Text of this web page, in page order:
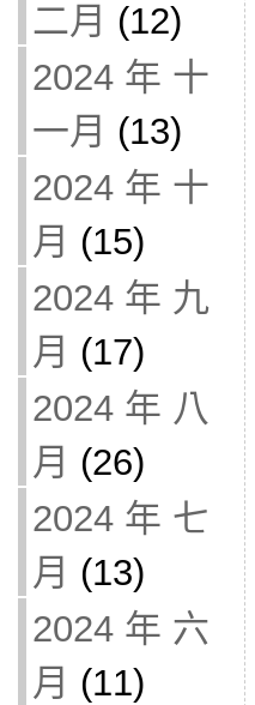
二月 (12)
2024 年 十
一月 (13)
2024 年 十
月 (15)
2024 年 九
月 (17)
2024 年 八
月 (26)
2024 年 七
月 (13)
2024 年 六
月 (11)